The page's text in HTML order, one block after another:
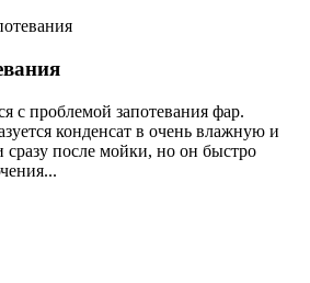
с проблемой запотевания фар.
конденсат в очень влажную и
после мойки, но он быстро